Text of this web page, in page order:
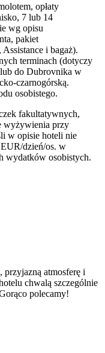
opłaty
7 lub 14
wg opisu
pakiet
i bagaż).
terminach (dotyczy
do Dubrovnika w
czarnogórską.
osobistego.
fakultatywnych,
wyżywienia przy
w opisie hoteli nie
dzień/os. w
wydatków osobistych.
przyjazną atmosferę i
chwalą szczególnie
polecamy!